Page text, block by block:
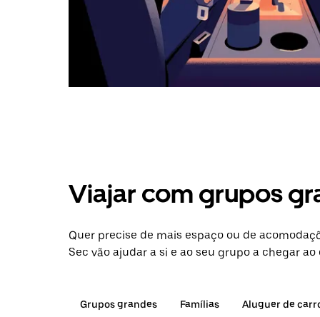
Viajar com grupos
Quer precise de mais espaço ou de
Sec vão ajudar a si e ao seu grupo a chegar ao
Grupos grandes Famílias Aluguer de